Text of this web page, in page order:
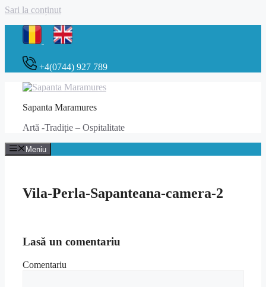
Sari la conținut
+4(0744) 927 789
Sapanta Maramures
Artă -Tradiție – Ospitalitate
Meniu
Vila-Perla-Sapanteana-camera-2
Lasă un comentariu
Comentariu